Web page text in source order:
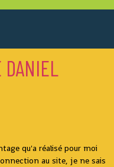
DANIEL
qu'a réalisé pour moi
au site, je ne sais